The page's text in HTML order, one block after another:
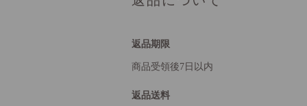
返品期限
商品受領後7日以内
返品送料